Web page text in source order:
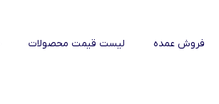
فروش عمده لیست قیمت محصولات